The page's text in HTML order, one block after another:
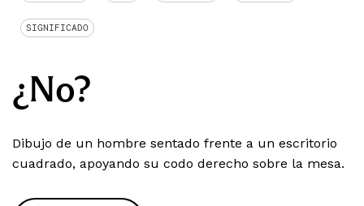
SIGNIFICADO
¿No?
Dibujo de un hombre sentado frente a un escritorio
cuadrado, apoyando su codo derecho sobre la mesa.